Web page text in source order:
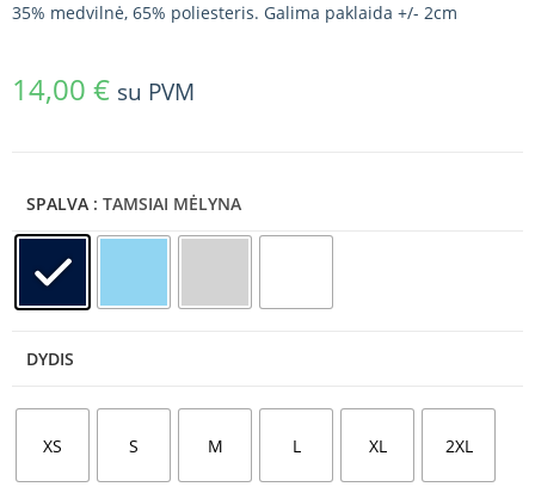
35% medvilnė, 65% poliesteris. Galima paklaida +/- 2cm
14,00 € su PVM
SPALVA : TAMSIAI MĖLYNA
DYDIS
XS S M L XL 2XL